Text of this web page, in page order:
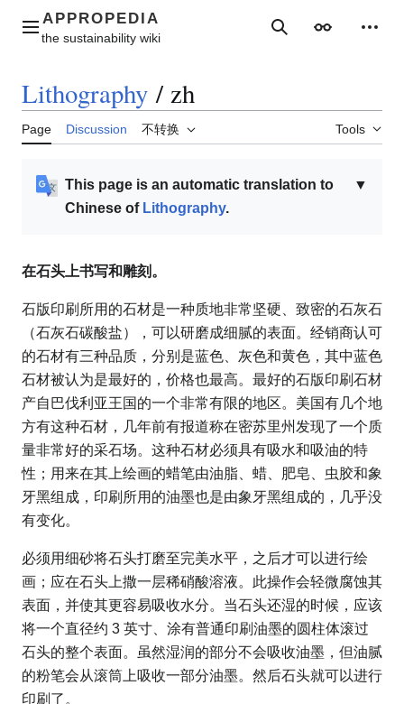
contentMain menu SearchAppearance
Lithography / zh
Page Discussion 不转换 Tools
▼
This page is an automatic translation to
Chinese of Lithography.
在石头上书写和雕刻。
石版印刷所用的石材是一种质地非常坚硬、致密的石灰石
（石灰石碳酸盐），可以研磨成细腻的表面。经销商认可
的石材有三种品质，分别是蓝色、灰色和黄色，其中蓝色
石材被认为是最好的，价格也最高。最好的石版印刷石材
产自巴伐利亚王国的一个非常有限的地区。美国有几个地
方有这种石材，几年前有报道称在密苏里州发现了一个质
量非常好的采石场。这种石材必须具有吸水和吸油的特
性；用来在其上绘画的蜡笔由油脂、蜡、肥皂、虫胶和象
牙黑组成，印刷所用的油墨也是由象牙黑组成的，几乎没
有变化。
必须用细砂将石头打磨至完美水平，之后才可以进行绘
画；应在石头上撒一层稀硝酸溶液。此操作会轻微腐蚀其
表面，并使其更容易吸收水分。当石头还湿的时候，应该
将一个直径约 3 英寸、涂有普通印刷油墨的圆柱体滚过
石头的整个表面。虽然湿润的部分不会吸收油墨，但油腻
的粉笔会从滚筒上吸收一部分油墨。然后石头就可以进行
印刷了。